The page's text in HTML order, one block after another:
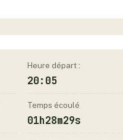
Heure départ :
20:05
Temps écoulé
01h28m29s